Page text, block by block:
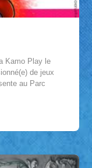
Kamo Play le
de jeux
au Parc